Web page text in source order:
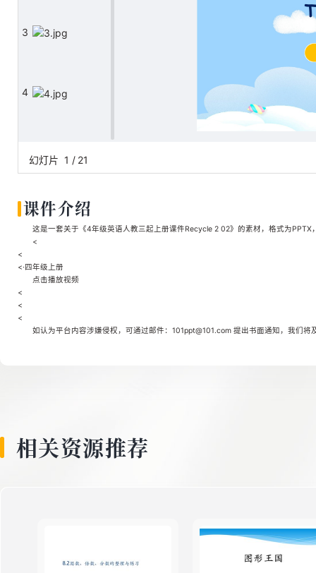
3
4
6
7
10
幻灯片 1 / 21
课件介绍
这是一套关于《4年级英语人教三起上册课件Recycle 2 02》的素材，格式为PPTX
<
<
<·四年级上册
点击播放视频
<
<
<
如认为平台内容涉嫌侵权，可通过邮件：101ppt@101.com 提出书面通知，我们将
相关资源推荐